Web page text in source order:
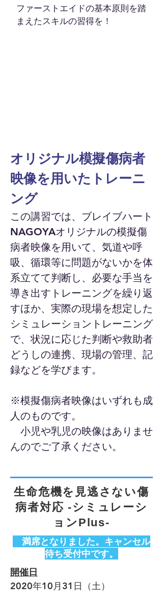
ファーストエイドの基本原則を踏
まえたスキルの習得を！
オリジナル模擬傷病者
映像を用いたトレーニ
ング
​この講習では、ブレイブハート
NAGOYAオリジナルの模擬傷
病者映像を用いて、気道や呼
吸、循環等に問題がないかを体
系立てて判断し、必要な手当を
導き出すトレーニングを繰り返
すほか、実際の現場を想定した
シミュレーショントレーニング
で、状況に応じた判断や救助者
どうしの連携、現場の管理、記
録などを学びます。
※模擬傷病者映像はいずれも成
人のものです。
小児や乳児の映像はありませ
んのでご了承ください。
生命危機を見逃さない傷
病者対応 -シミュレーシ
ョンPlus-
満席となりました。キャンセル
待ち受付中です。
開催日
2020年10月31日（土）